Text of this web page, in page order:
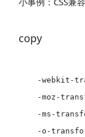
copy
-webkit-
-moz-
-ms-
-o-